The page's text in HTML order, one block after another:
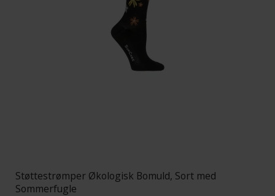
Støttestrømper Økologisk Bomuld, Sort med
Sommerfugle